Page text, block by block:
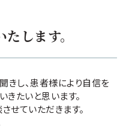
します。
し、患者様により自信を
きたいと思います。
せていただきます。